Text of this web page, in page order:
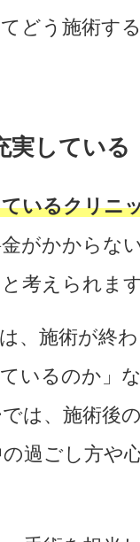
どう施術す
実している
いるクリニ
がかからな
考えられま
、施術が終
いるのか」
は、施術後
過ごし方や